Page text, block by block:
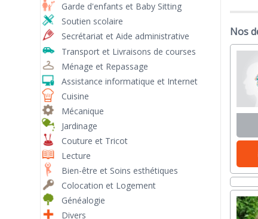
Nos
Garde d'enfants et Baby Sitting
Soutien scolaire
Secrétariat et Aide administrative
Transport et Livraisons de courses
Ménage et Repassage
Assistance informatique et Internet
Cuisine
Mécanique
Jardinage
Couture et Tricot
Lecture
Bien-être et Soins esthétiques
Colocation et Logement
Généalogie
Divers